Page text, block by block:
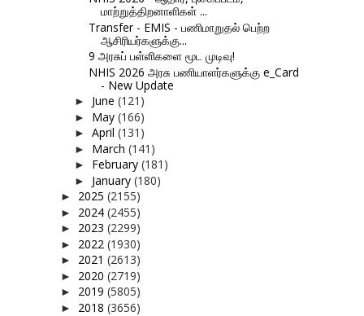
மாற்றுத்திறனாளிகள் ...
Transfer - EMIS - பணிமாறுதல் பெற்ற
ஆசிரியர்களுக்கு...
9 அரசுப் பள்ளிகளை மூட முடிவு!
NHIS 2026 அரசு பணியாளர்களுக்கு e_Card
- New Update
► June (121)
► May (166)
► April (131)
► March (141)
► February (181)
► January (180)
► 2025 (2155)
► 2024 (2455)
► 2023 (2299)
► 2022 (1930)
► 2021 (2613)
► 2020 (2719)
► 2019 (5805)
► 2018 (3656)